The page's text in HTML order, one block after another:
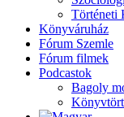
Történeti
Könyváruház
Fórum Szemle
Fórum filmek
Podcastok
Bagoly